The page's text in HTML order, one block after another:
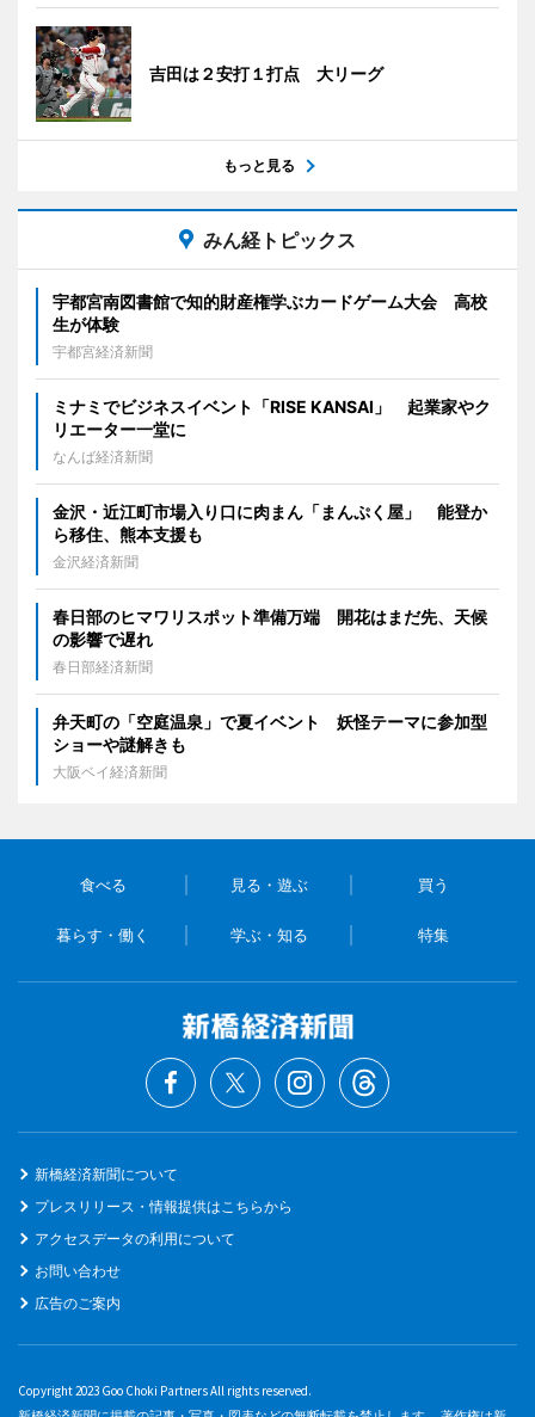
吉田は２安打１打点 大リーグ
もっと見る
みん経トピックス
宇都宮南図書館で知的財産権学ぶカードゲーム大会 高校
生が体験
宇都宮経済新聞
ミナミでビジネスイベント「RISE KANSAI」 起業家やク
リエーター一堂に
なんば経済新聞
金沢・近江町市場入り口に肉まん「まんぷく屋」 能登か
ら移住、熊本支援も
金沢経済新聞
春日部のヒマワリスポット準備万端 開花はまだ先、天候
の影響で遅れ
春日部経済新聞
弁天町の「空庭温泉」で夏イベント 妖怪テーマに参加型
ショーや謎解きも
大阪ベイ経済新聞
食べる 見る・遊ぶ 買う
暮らす・働く 学ぶ・知る 特集
新橋経済新聞について
プレスリリース・情報提供はこちらから
アクセスデータの利用について
お問い合わせ
広告のご案内
Copyright 2023 Goo Choki Partners All rights reserved.